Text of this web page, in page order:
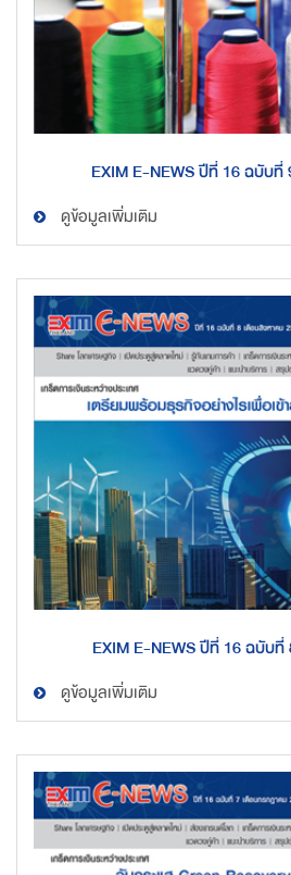
EXIM E-NEWS ปีที่ 16 ฉบับ
ดูข้อมูลเพิ่มเติม
EXIM E-NEWS ปีที่ 16 ฉบับ
ดูข้อมูลเพิ่มเติม